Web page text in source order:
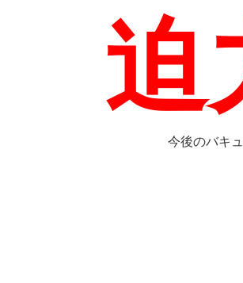
迫
今後のバキューム